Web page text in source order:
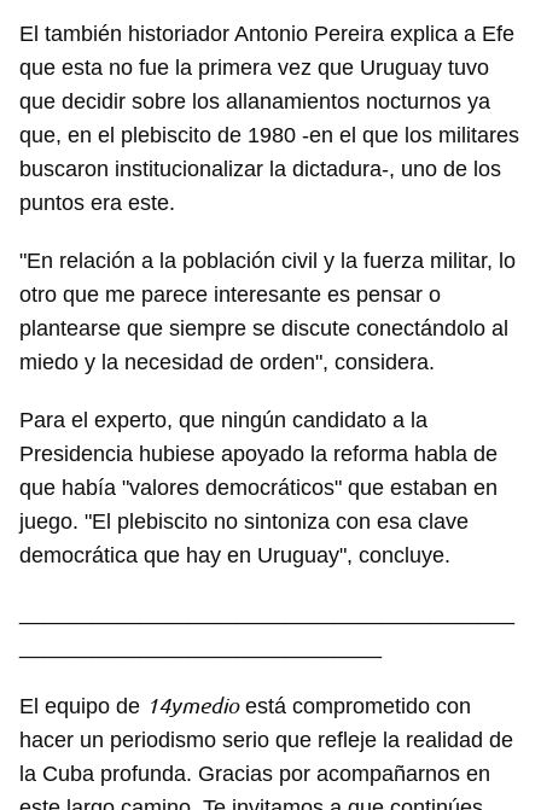
El también historiador Antonio Pereira explica a Efe
que esta no fue la primera vez que Uruguay tuvo
que decidir sobre los allanamientos nocturnos ya
que, en el plebiscito de 1980 -en el que los militares
buscaron institucionalizar la dictadura-, uno de los
puntos era este.
"En relación a la población civil y la fuerza militar, lo
otro que me parece interesante es pensar o
plantearse que siempre se discute conectándolo al
miedo y la necesidad de orden", considera.
Para el experto, que ningún candidato a la
Presidencia hubiese apoyado la reforma habla de
que había "valores democráticos" que estaban en
juego. "El plebiscito no sintoniza con esa clave
democrática que hay en Uruguay", concluye.
El equipo de 14ymedioestá comprometido con
hacer un periodismo serio que refleje la realidad de
la Cuba profunda. Gracias por acompañarnos en